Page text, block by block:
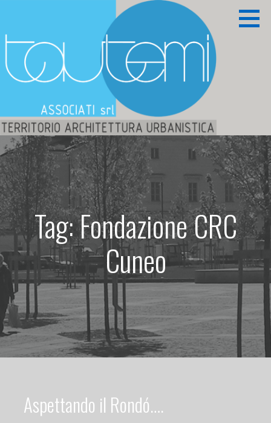
contenuto
TAUTEMI ASSOCIATI S.R.L.
Territorio Architettura Urbanistica
Tag: Fondazione CRC
Cuneo
Aspettando il Rondó….